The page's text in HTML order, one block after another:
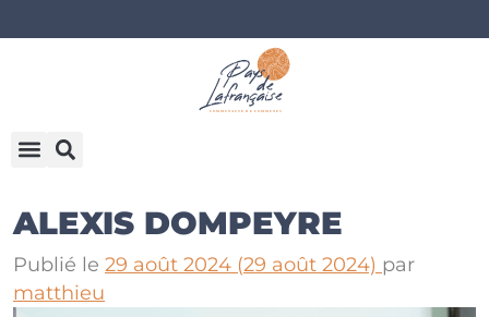
ALEXIS DOMPEYRE
Publié le 29 août 2024 (29 août 2024) par
matthieu